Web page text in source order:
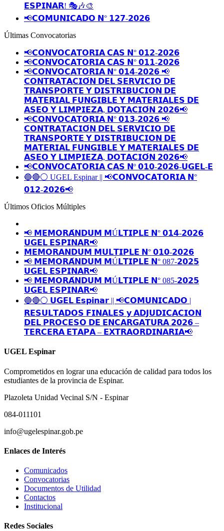
𝗘𝗦𝗣𝗜𝗡𝗔𝗥! 🎭🎶🎨
📢𝗖𝗢𝗠𝗨𝗡𝗜𝗖𝗔𝗗𝗢 𝗡° 𝟭𝟮𝟳-𝟮𝟬𝟮𝟲
Últimas Convocatorias
📢𝗖𝗢𝗡𝗩𝗢𝗖𝗔𝗧𝗢𝗥𝗜𝗔 𝗖𝗔𝗦 𝗡° 𝟬𝟭𝟮-𝟮𝟬𝟮𝟲
📢𝗖𝗢𝗡𝗩𝗢𝗖𝗔𝗧𝗢𝗥𝗜𝗔 𝗖𝗔𝗦 𝗡° 𝟬𝟭𝟭-𝟮𝟬𝟮𝟲
📢𝗖𝗢𝗡𝗩𝗢𝗖𝗔𝗧𝗢𝗥𝗜𝗔 𝗡° 𝟬𝟭𝟰-𝟮𝟬𝟮𝟲 📢
𝗖𝗢𝗡𝗧𝗥𝗔𝗧𝗔𝗖𝗜𝗢́𝗡 𝗗𝗘𝗟 𝗦𝗘𝗥𝗩𝗜𝗖𝗜𝗢 𝗗𝗘
𝗧𝗥𝗔𝗡𝗦𝗣𝗢𝗥𝗧𝗘 𝗬 𝗗𝗜𝗦𝗧𝗥𝗜𝗕𝗨𝗖𝗜𝗢𝗡 𝗗𝗘
𝗠𝗔𝗧𝗘𝗥𝗜𝗔𝗟 𝗙𝗨𝗡𝗚𝗜𝗕𝗟𝗘 𝗬 𝗠𝗔𝗧𝗘𝗥𝗜𝗔𝗟𝗘𝗦 𝗗𝗘
𝗔𝗦𝗘𝗢 𝗬 𝗟𝗜𝗠𝗣𝗜𝗘𝗭𝗔, 𝗗𝗢𝗧𝗔𝗖𝗜𝗢́𝗡 𝟮𝟬𝟮𝟲📢
📢𝗖𝗢𝗡𝗩𝗢𝗖𝗔𝗧𝗢𝗥𝗜𝗔 𝗡° 𝟬𝟭𝟯-𝟮𝟬𝟮𝟲 📢
𝗖𝗢𝗡𝗧𝗥𝗔𝗧𝗔𝗖𝗜𝗢́𝗡 𝗗𝗘𝗟 𝗦𝗘𝗥𝗩𝗜𝗖𝗜𝗢 𝗗𝗘
𝗧𝗥𝗔𝗡𝗦𝗣𝗢𝗥𝗧𝗘 𝗬 𝗗𝗜𝗦𝗧𝗥𝗜𝗕𝗨𝗖𝗜𝗢𝗡 𝗗𝗘
𝗠𝗔𝗧𝗘𝗥𝗜𝗔𝗟 𝗙𝗨𝗡𝗚𝗜𝗕𝗟𝗘 𝗬 𝗠𝗔𝗧𝗘𝗥𝗜𝗔𝗟𝗘𝗦 𝗗𝗘
𝗔𝗦𝗘𝗢 𝗬 𝗟𝗜𝗠𝗣𝗜𝗘𝗭𝗔, 𝗗𝗢𝗧𝗔𝗖𝗜𝗢́𝗡 𝟮𝟬𝟮𝟲📢
📢𝗖𝗢𝗡𝗩𝗢𝗖𝗔𝗧𝗢𝗥𝗜𝗔 𝗖𝗔𝗦 𝗡º 𝟬𝟭𝟬-𝟮𝟬𝟮𝟲-𝗨𝗚𝗘𝗟-𝗘
🔵🔴⚪️ UGEL Espinar || 📢𝗖𝗢𝗡𝗩𝗢𝗖𝗔𝗧𝗢𝗥𝗜𝗔 𝗡°
𝟬𝟭𝟮-𝟮𝟬𝟮𝟲📢
Últimos Oficios Múltiples
📢 𝗠𝗘𝗠𝗢𝗥𝗔́𝗡𝗗𝗨𝗠 𝗠Ú𝗟𝗧𝗜𝗣𝗟𝗘 𝗡° 𝟬𝟭𝟰-𝟮𝟬𝟮𝟲
𝗨𝗚𝗘𝗟 𝗘𝗦𝗣𝗜𝗡𝗔𝗥📢
𝗠𝗘𝗠𝗢𝗥𝗔𝗡𝗗𝗨𝗠 𝗠𝗨𝗟𝗧𝗜𝗣𝗟𝗘 𝗡° 𝟬𝟭𝟬-𝟮𝟬𝟮𝟲
📢 𝗠𝗘𝗠𝗢𝗥𝗔́𝗡𝗗𝗨𝗠 𝗠Ú𝗟𝗧𝗜𝗣𝗟𝗘 𝗡° 087-𝟮𝟬𝟮𝟱
𝗨𝗚𝗘𝗟 𝗘𝗦𝗣𝗜𝗡𝗔𝗥📢
📢 𝗠𝗘𝗠𝗢𝗥𝗔́𝗡𝗗𝗨𝗠 𝗠Ú𝗟𝗧𝗜𝗣𝗟𝗘 𝗡° 085-𝟮𝟬𝟮𝟱
𝗨𝗚𝗘𝗟 𝗘𝗦𝗣𝗜𝗡𝗔𝗥📢
🔵🔴⚪️ 𝗨𝗚𝗘𝗟 𝗘𝘀𝗽𝗶𝗻𝗮𝗿 || 📢𝗖𝗢𝗠𝗨𝗡𝗜𝗖𝗔𝗗𝗢 |
𝗥𝗘𝗦𝗨𝗟𝗧𝗔𝗗𝗢𝗦 𝗙𝗜𝗡𝗔𝗟𝗘𝗦 𝘆 𝗔𝗗𝗝𝗨𝗗𝗜𝗖𝗔𝗖𝗜𝗢𝗡
𝗗𝗘𝗟 𝗣𝗥𝗢𝗖𝗘𝗦𝗢 𝗗𝗘 𝗘𝗡𝗖𝗔𝗥𝗚𝗔𝗧𝗨𝗥𝗔 𝟮𝟬𝟮𝟲 –
𝗧𝗘𝗥𝗖𝗘𝗥𝗔 𝗘𝗧𝗔𝗣𝗔 – 𝗘𝗫𝗧𝗥𝗔𝗢𝗥𝗗𝗜𝗡𝗔𝗥𝗜𝗔📢
UGEL Espinar
Comprometidos en lograr una educación de calidad para todos los
estudiantes de la provincia de Espinar.
Plazoleta Unidad Vecinal S/N - Espinar
084-011101
info@ugelespinar.gob.pe
Enlaces de Interés
Comunicados
Convocatorias
Documentos de Utilidad
Contactos
Institucional
Redes Sociales